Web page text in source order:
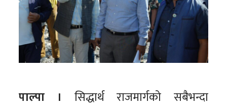
पाल्पा । सिद्धार्थ राजमार्गको सबैभन्दा